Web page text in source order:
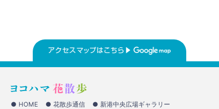
● HOME ● 花散歩通信
● 新港中央広場ギャラリー